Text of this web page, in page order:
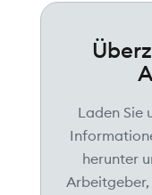
Laden Sie
herunter